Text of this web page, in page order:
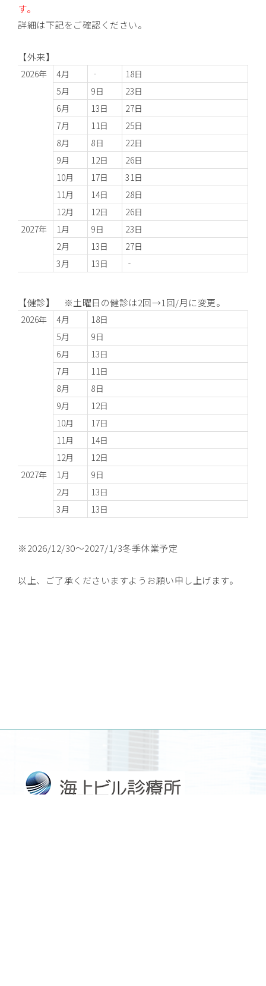
す。
詳細は下記をご確認ください。
【外来】
2026年 4月 ‐
18日
5月
9日
23日
6月
13日
27日
7月
11日
25日
8月
8日
22日
9月
12日
26日
10月
17日
31日
11月
14日
28日
12月
12日
26日
2027年
1月 9日
23日
2月
13日
27日
3月
13日 ‐
【健診】 ※土曜日の健診は2回→1回/月に変更。
2026年 4月
18日
5月
9日
6月
13日
7月
11日
8月
8日
9月
12日
10月
17日
11月
14日
12月
12日
2027年
1月
9日
2月
13日
3月
13日
※2026/12/30～2027/1/3冬季休業予定
以上、ご了承くださいますようお願い申し上げます。